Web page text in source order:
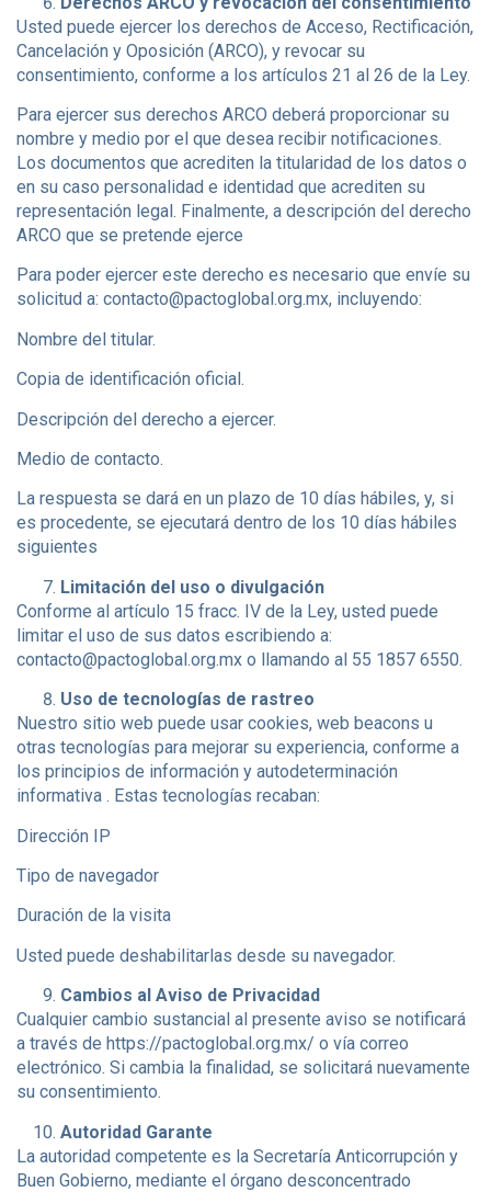
Usted puede ejercer los derechos de Acceso, Rectificación,
Cancelación y Oposición (ARCO), y revocar su
consentimiento, conforme a los artículos 21 al 26 de la Ley.
Para ejercer sus derechos ARCO deberá proporcionar su
nombre y medio por el que desea recibir notificaciones.
Los documentos que acrediten la titularidad de los datos o
en su caso personalidad e identidad que acrediten su
representación legal. Finalmente, a descripción del derecho
ARCO que se pretende ejerce
Para poder ejercer este derecho es necesario que envíe su
solicitud a: contacto@pactoglobal.org.mx, incluyendo:
Nombre del titular.
Copia de identificación oficial.
Descripción del derecho a ejercer.
Medio de contacto.
La respuesta se dará en un plazo de 10 días hábiles, y, si
es procedente, se ejecutará dentro de los 10 días hábiles
siguientes
Limitación del uso o divulgación
Conforme al artículo 15 fracc. IV de la Ley, usted puede
limitar el uso de sus datos escribiendo a:
contacto@pactoglobal.org.mx o llamando al 55 1857 6550.
Uso de tecnologías de rastreo
Nuestro sitio web puede usar cookies, web beacons u
otras tecnologías para mejorar su experiencia, conforme a
los principios de información y autodeterminación
informativa . Estas tecnologías recaban:
Dirección IP
Tipo de navegador
Duración de la visita
Usted puede deshabilitarlas desde su navegador.
Cambios al Aviso de Privacidad
Cualquier cambio sustancial al presente aviso se notificará
a través de https://pactoglobal.org.mx/ o vía correo
electrónico. Si cambia la finalidad, se solicitará nuevamente
su consentimiento.
Autoridad Garante
La autoridad competente es la Secretaría Anticorrupción y
Buen Gobierno, mediante el órgano desconcentrado